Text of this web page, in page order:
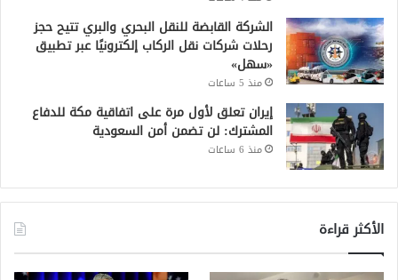
الشركة القابضة للنقل البحري والبري تتيح حجز
رحلات شركات نقل الركاب إلكترونيًا عبر تطبيق
«سهل»
منذ 5 ساعات
إيران تعلق لأول مرة على اتفاقية مكة للدفاع
المشترك: لن تضمن أمن السعودية
منذ 6 ساعات
الأكثر قراءة